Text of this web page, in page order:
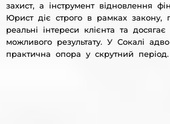
захист, а інструмент відновлення
Юрист діє строго в рамках закону,
реальні інтереси клієнта та
можливого результату. У Сокалі
практична опора у скрутний період.